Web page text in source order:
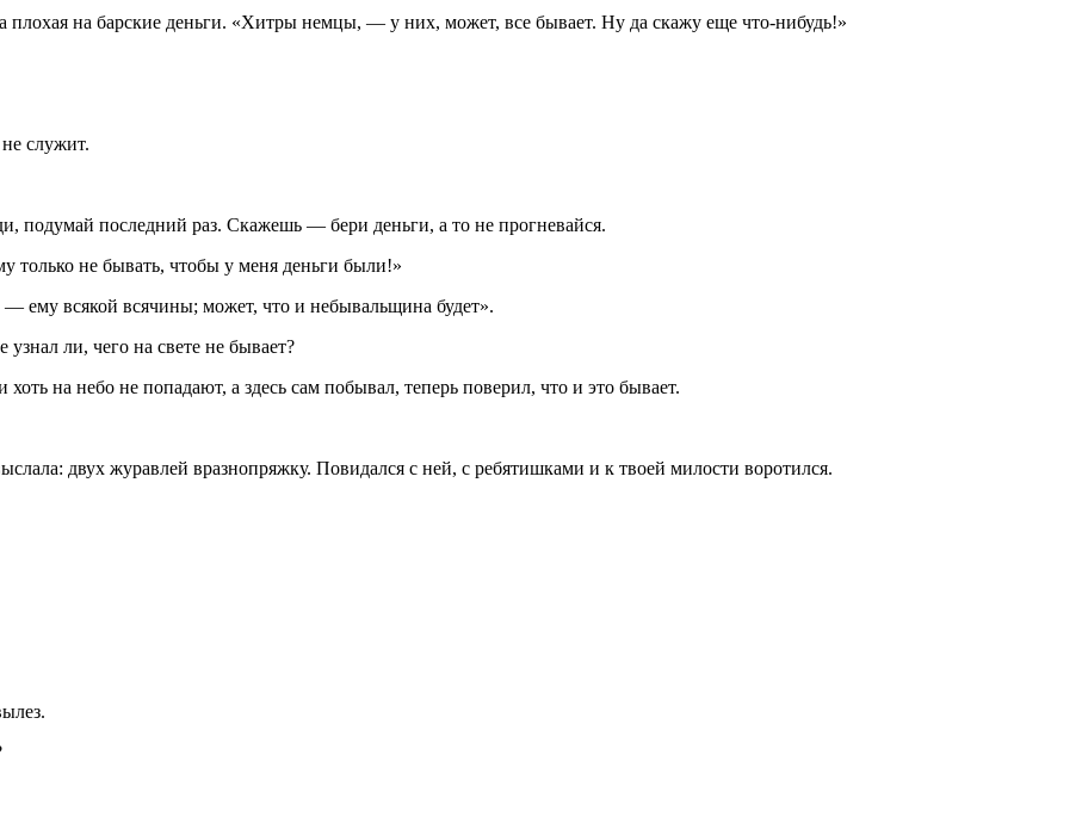
на барские деньги. «Хитры немцы, — у них, может, все бывает. Ну да скажу еще что-нибудь!»
служит.
последний раз. Скажешь — бери деньги, а то не прогневайся.
не бывать, чтобы у меня деньги были!»
ему всякой всячины; может, что и небывальщина будет».
ли, чего на свете не бывает?
на небо не попадают, а здесь сам побывал, теперь поверил, что и это бывает.
двух журавлей вразнопряжку. Повидался с ней, с ребятишками и к твоей милости воротился.